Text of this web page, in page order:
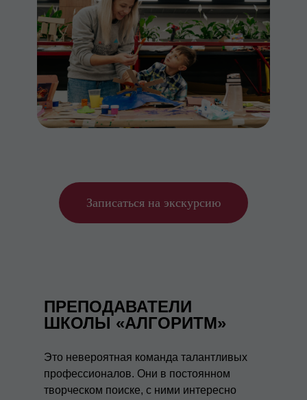
Записаться на экскурсию
Это невероятная команда талантливых
профессионалов. Они в постоянном
творческом поиске, с ними интересно
ПРЕПОДАВАТЕЛИ
ШКОЛЫ «АЛГОРИТМ»